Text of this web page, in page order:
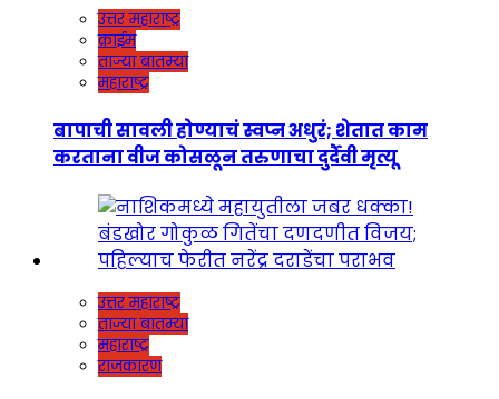
उत्तर महाराष्ट्र
क्राईम
ताज्या बातम्या
महाराष्ट्र
बापाची सावली होण्याचं स्वप्न अधुरं; शेतात काम
करताना वीज कोसळून तरुणाचा दुर्दैवी मृत्यू
उत्तर महाराष्ट्र
ताज्या बातम्या
महाराष्ट्र
राजकारण